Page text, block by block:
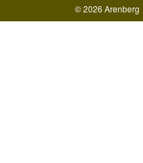
© 2026 Arenberg